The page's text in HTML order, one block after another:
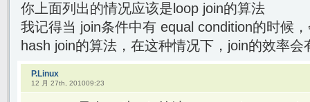
你上面列出的情况应该是loop join的算法
我记得当 join条件中有 equal condition的时候
hash join的算法，在这种情况下，join的效率会
P.Linux
12 月 27th, 201009:23